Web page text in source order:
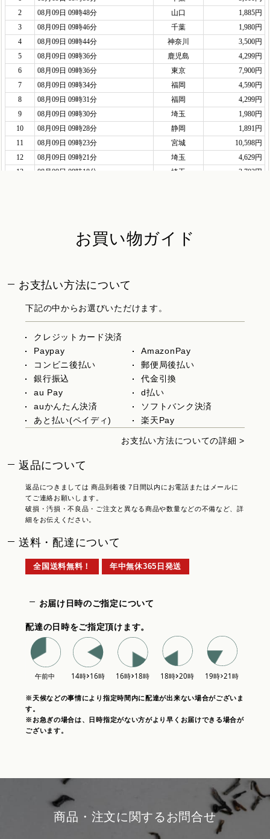
お買い物ガイド
お支払い方法について
下記の中からお選びいただけます。
クレジットカード決済
Paypay
AmazonPay
コンビニ後払い
郵便局後払い
銀行振込
代金引換
au Pay
d払い
auかんたん決済
ソフトバンク決済
あと払い(ペイディ)
楽天Pay
お支払い方法についての詳細 >
返品について
返品につきましては 商品到着後 7日間以内にお電話またはメールに
てご連絡お願いします。
破損・汚損・不良品・ご注文と異なる商品や数量などの不備など、詳
細をお伝えください。
送料・配達について
全国送料無料！ 年中無休365日発送
お届け日時のご指定について
配達の日時をご指定頂けます。
※天候などの事情により指定時間内に配達が出来ない場合がございま
す。
※お急ぎの場合は、日時指定がない方がより早くお届けできる場合が
ございます。
商品・注文に関するお問合せ